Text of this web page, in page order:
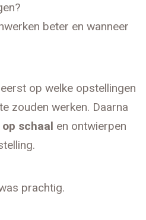
beter en wanneer
op welke opstellingen
zouden werken. Daarna
op schaal en ontwierpen
prachtig.